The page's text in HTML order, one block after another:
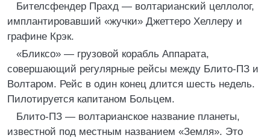
Бителсфендер Прахд — волтарианский целлолог,
имплантировавший «жучки» Джеттеро Хеллеру и
графине Крэк.
«Бликсо» — грузовой корабль Аппарата,
совершающий регулярные рейсы между Блито-ПЗ и
Волтаром. Рейс в один конец длится шесть недель.
Пилотируется капитаном Больцем.
Блито-ПЗ — волтарианское название планеты,
известной под местным названием «Земля». Это